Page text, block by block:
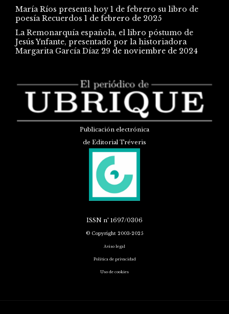
María Ríos presenta hoy 1 de febrero su libro de
poesía Recuerdos 1 de febrero de 2025
La Remonarquía española, el libro póstumo de
Jesús Ynfante, presentado por la historiadora
Margarita García Díaz 29 de noviembre de 2024
Publicación electrónica
de Editorial Tréveris
ISSN nº 1697/0306
© Copyright 2003-2025
Aviso legal
Política de privacidad
Uso de cookies